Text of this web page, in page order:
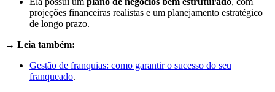
projeções financeiras realistas e um planejamento estratégico
de longo prazo.
→ Leia também:
Gestão de franquias: como garantir o sucesso do seu
franqueado.